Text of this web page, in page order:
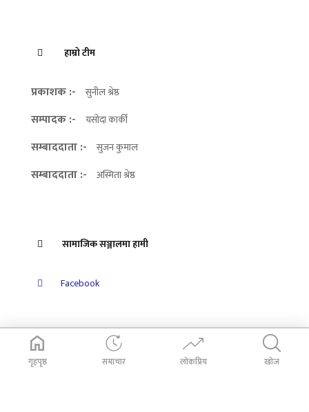
गृहपृष्ठ समाचार लोकप्रिय खोज
हाम्रो टीम
प्रकाशक :- सुनील श्रेष्ठ
सम्पादक :- यसोदा कार्की
सम्बाददाता :- सुजन कुमाल
सम्बाददाता :- अस्मिता श्रेष्ठ
सामाजिक सञ्जालमा हामी
Facebook